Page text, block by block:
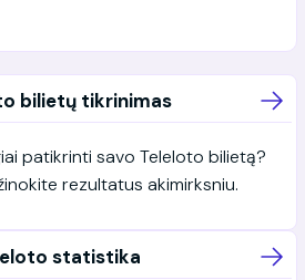
bilietų tikrinimas
patikrinti savo Teleloto bilietą?
rezultatus akimirksniu.
statistika